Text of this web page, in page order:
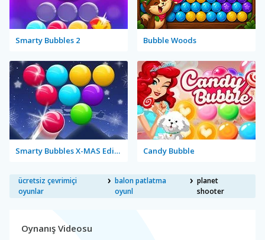
Smarty Bubbles 2 Bubble Woods
Smarty Bubbles X-MAS Edition Candy Bubble
ücretsiz çevrimiçi
oyunlar
balon patlatma
oyunl
planet
shooter
Oynanış Videosu